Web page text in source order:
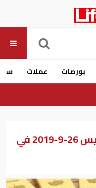
بورصات عملات
أسعار الذهب اليوم الخميس 26-9-2019 في